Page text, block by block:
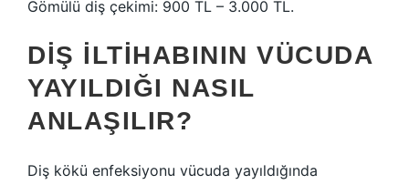
Gömülü diş çekimi: 900 TL – 3.000 TL.
DIŞ ILTIHABININ VÜCUDA
YAYILDIĞI NASIL
ANLAŞILIR?
Diş kökü enfeksiyonu vücuda yayıldığında